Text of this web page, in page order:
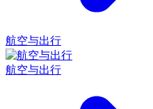
航空与出行
航空与出行